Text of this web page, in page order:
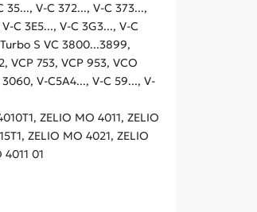
35..., V-C 372..., V-C 373...,
C 3E5..., V-C 3G3..., V-C
S VC 3800...3899,
VCP 753, VCP 953, VCO
3060, V-C5A4..., V-C 59..., V-
ZELIO MO 4011, ZELIO
ZELIO MO 4021, ZELIO
01